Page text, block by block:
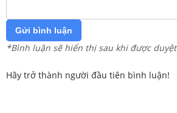
Gửi bình luận
*Bình luận sẽ hiển thị sau khi được duyệt
Hãy trở thành người đầu tiên bình luận!